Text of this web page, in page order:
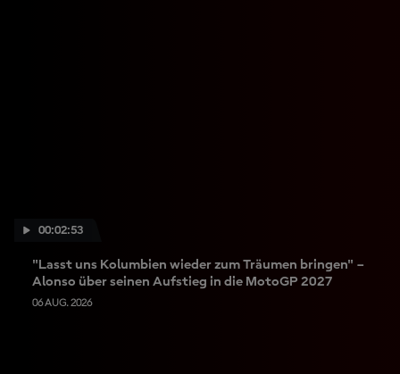
00:02:53
"Lasst uns Kolumbien wieder zum Träumen bringen" –
Alonso über seinen Aufstieg in die MotoGP 2027
06 AUG. 2026